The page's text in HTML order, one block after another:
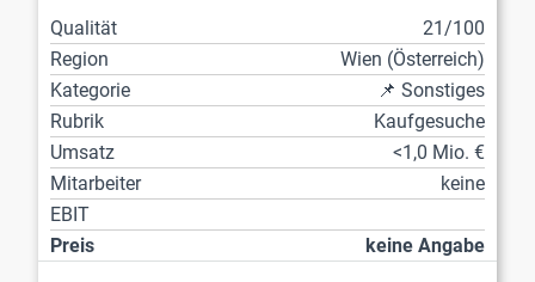
Qualität
21/100
Region
Wien (Österreich)
Kategorie
📌 Sonstiges
Rubrik
Kaufgesuche
Umsatz
<1,0 Mio. €
Mitarbeiter
keine
EBIT
Preis
keine Angabe